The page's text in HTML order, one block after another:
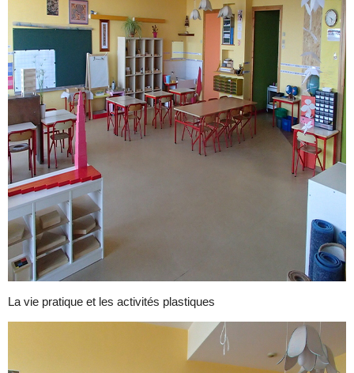
La vie pratique et les activités plastiques